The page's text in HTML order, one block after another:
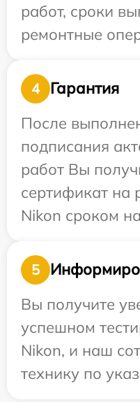
работ, сроки
ремонтные
4
Гарантия
После
подписания
работ Вы
сертификат на
Nikon сроком
5
Вы получите
успешном
Nikon, и наш
технику по